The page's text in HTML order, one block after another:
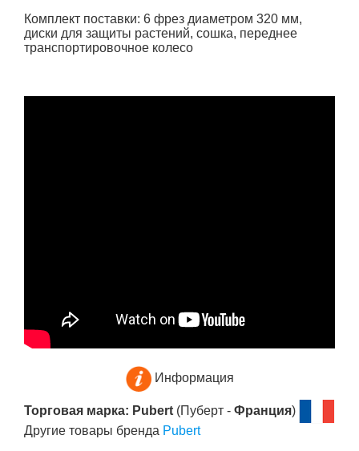
Комплект поставки: 6 фрез диаметром 320 мм,
диски для защиты растений, сошка, переднее
транспортировочное колесо
Информация
Торговая марка: Pubert (Пуберт - Франция)
Другие товары бренда Pubert